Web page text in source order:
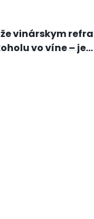
vinárskym
vo víne – je...